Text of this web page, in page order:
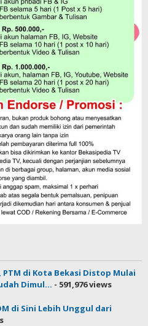
di Kota Bekasi Distop Mulai
Dimul... - 591,976 views
di Sini Lebih Unggul dari